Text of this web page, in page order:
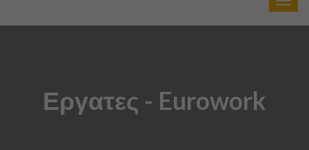
Εργατες - Eurowork